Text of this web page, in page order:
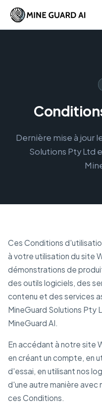
Dernière mise à jour
Solutions Pty Ltd
Ces Conditions
à votre utilisation du site
démonstrations de
des outils logiciels, des
contenu et des services
MineGuard Solutions Pty
MineGuard AI.
En accédant à notre site
en créant un compte, en
d'essai, en utilisant nos
d'une autre manière avec
ces Conditions.